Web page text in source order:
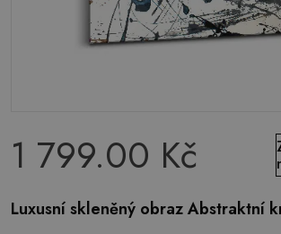
1 799.00 Kč
Luxusní skleněný obraz Abstraktní